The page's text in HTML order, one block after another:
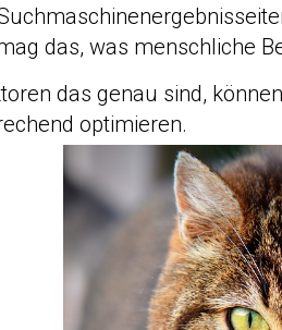
das, was menschliche
das genau sind,
optimieren.